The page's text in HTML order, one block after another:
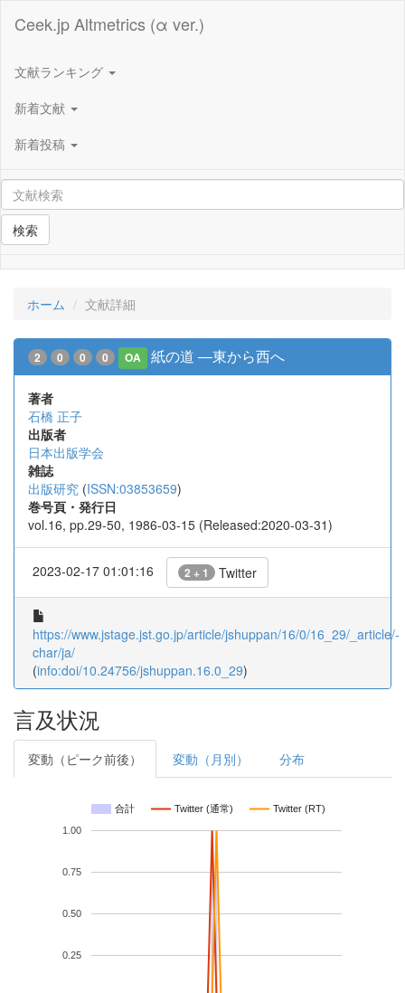
Ceek.jp Altmetrics (α ver.)
文献ランキング
新着文献
新着投稿
検索
ホーム 文献詳細
2 0 0 0 OA 紙の道 ―東から西へ
著者
石橋 正子
出版者
日本出版学会
雑誌
出版研究 (ISSN:03853659)
巻号頁・発行日
vol.16, pp.29-50, 1986-03-15 (Released:2020-03-31)
2023-02-17 01:01:16 2 + 1 Twitter
https://www.jstage.jst.go.jp/article/jshuppan/16/0/16_29/_article/-
char/ja/
(info:doi/10.24756/jshuppan.16.0_29)
言及状況
変動（ピーク前後） 変動（月別） 分布
合計 Twitter (通常) Twitter (RT)
0.25
0.50
0.75
1.00